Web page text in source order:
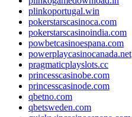
plinkoportugal.win
pokerstarscasinoca.com
pokerstarscasinoindia.com
powbetcasinoespana.com
powerplaycasinocanada.net
pragmaticplayslots.cc
princesscasinobe.com
princesscasinode.com
qbetno.com
qbetsweden.com